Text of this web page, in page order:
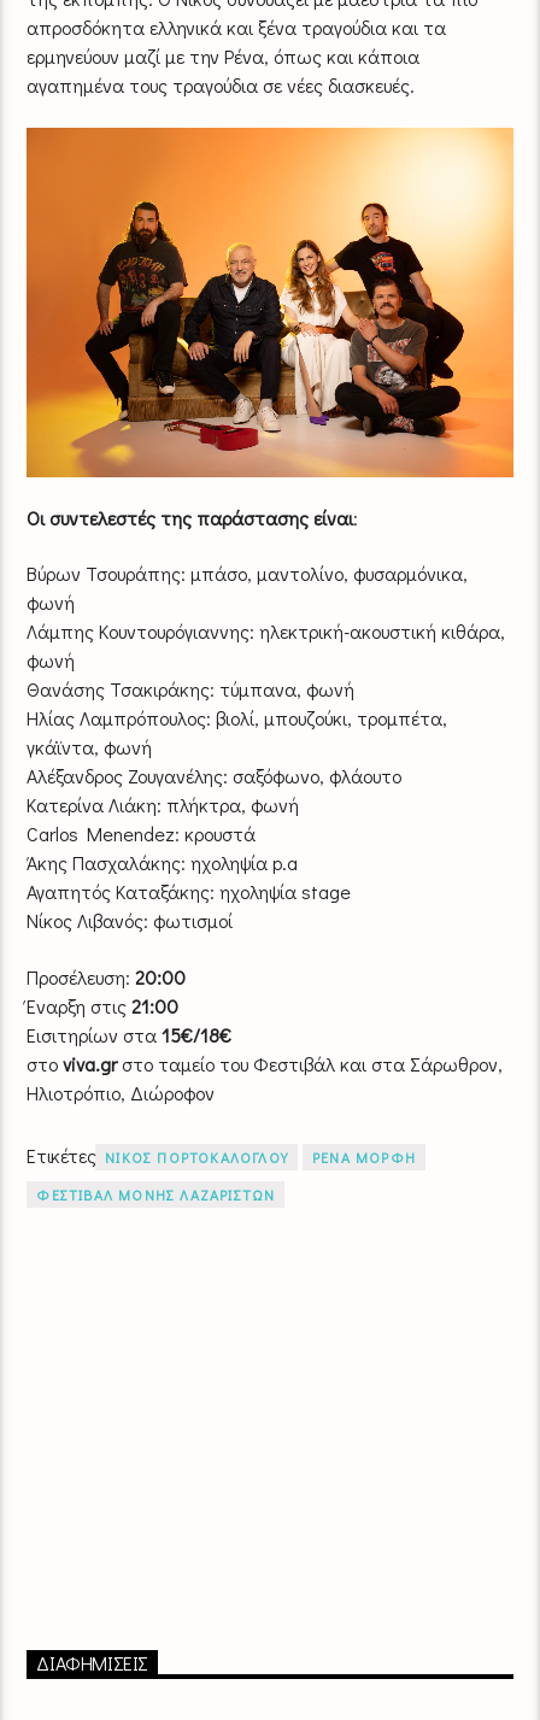
απροσδόκητα ελληνικά και ξένα τραγούδια και τα
ερμηνεύουν μαζί με την Ρένα, όπως και κάποια
αγαπημένα τους τραγούδια σε νέες διασκευές.
Οι συντελεστές της παράστασης είναι:
Βύρων Τσουράπης: μπάσο, μαντολίνο, φυσαρμόνικα,
φωνή
Λάμπης Κουντουρόγιαννης: ηλεκτρική-ακουστική κιθάρα,
φωνή
Θανάσης Τσακιράκης: τύμπανα, φωνή
Ηλίας Λαμπρόπουλος: βιολί, μπουζούκι, τρομπέτα,
γκάϊντα, φωνή
Αλέξανδρος Ζουγανέλης: σαξόφωνο, φλάουτο
Κατερίνα Λιάκη: πλήκτρα, φωνή
Carlos Menendez: κρουστά
Άκης Πασχαλάκης: ηχοληψία p.a
Αγαπητός Καταξάκης: ηχοληψία stage
Νίκος Λιβανός: φωτισμοί
Προσέλευση:20:00
Έναρξη στις21:00
Eισιτηρίων στα15€/18€
στοviva.grστο ταμείο του Φεστιβάλ και στα Σάρωθρον,
Ηλιοτρόπιο, Διώροφον
Ετικέτες ΝΙΚΟΣ ΠΟΡΤΟΚΑΛΟΓΛΟΥ
ΡΕΝΑ ΜΟΡΦΗ
ΦΕΣΤΙΒΑΛ ΜΟΝΗΣ ΛΑΖΑΡΙΣΤΩΝ
ΔΙΑΦΗΜΙΣΕΙΣ